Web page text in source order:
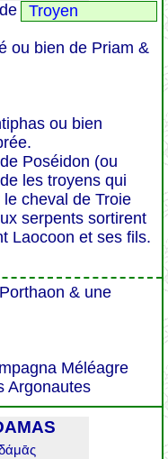
Troyen
ou bien de Priam &
ou bien
Poséidon (ou
les troyens qui
cheval de Troie
serpents sortirent
Laocoon et ses fils.
& une
Méléagre
Argonautes